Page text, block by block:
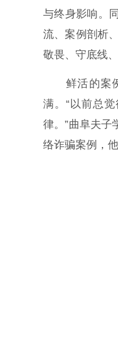
与终身影响。
流、案例剖析
敬畏、守底线
鲜活的案例
满。“以前总
律。”曲阜夫子
络诈骗案例，